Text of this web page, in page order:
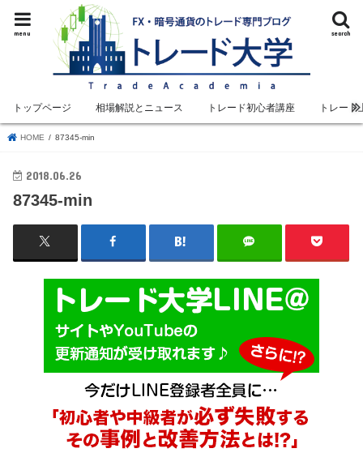
search
menu
トップページ 相場解説とニュース トレード初心者講座 トレード
HOME 87345-min
2018.06.26
87345-min